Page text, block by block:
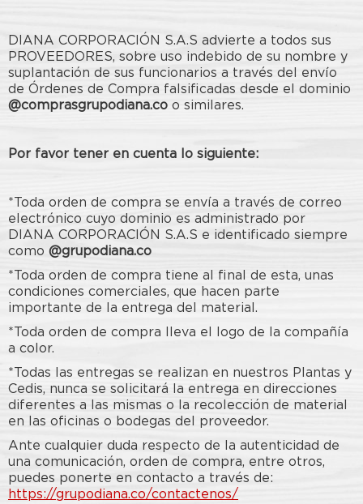
DIANA CORPORACIÓN S.A.S advierte a todos sus
PROVEEDORES, sobre uso indebido de su nombre y
suplantación de sus funcionarios a través del envío
de Órdenes de Compra falsificadas desde el dominio
@comprasgrupodiana.co o similares.
Por favor tener en cuenta lo siguiente:
*Toda orden de compra se envía a través de correo
electrónico cuyo dominio es administrado por
DIANA CORPORACIÓN S.A.S e identificado siempre
como @grupodiana.co
*Toda orden de compra tiene al final de esta, unas
condiciones comerciales, que hacen parte
importante de la entrega del material.
*Toda orden de compra lleva el logo de la compañía
a color.
*Todas las entregas se realizan en nuestros Plantas y
Cedis, nunca se solicitará la entrega en direcciones
diferentes a las mismas o la recolección de material
en las oficinas o bodegas del proveedor.
Ante cualquier duda respecto de la autenticidad de
una comunicación, orden de compra, entre otros,
puedes ponerte en contacto a través de:
https://grupodiana.co/contactenos/